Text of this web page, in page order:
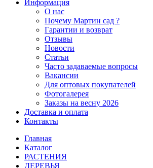
Информация
О нас
Почему Мартин сад ?
Гарантии и возврат
Отзывы
Новости
Статьи
Часто задаваемые вопросы
Вакансии
Для оптовых покупателей
Фотогалерея
Заказы на весну 2026
Доставка и оплата
Контакты
Главная
Каталог
РАСТЕНИЯ
ДЕРЕВЬЯ